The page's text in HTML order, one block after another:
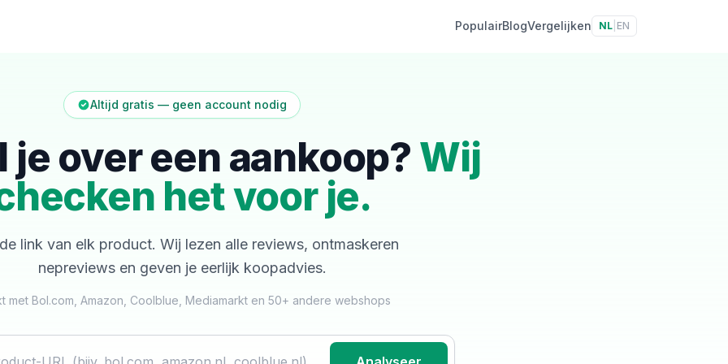
PopulairBlogVergelijken NL EN
Altijd gratis — geen account nodig
je over een aankoop? Wij
het voor je.
link van elk product. Wij lezen alle reviews, ontmaskeren
nepreviews en geven je eerlijk koopadvies.
met Bol.com, Amazon, Coolblue, Mediamarkt en 50+ andere webshops